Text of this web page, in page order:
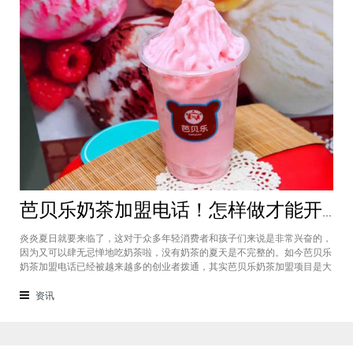
芭贝乐奶茶加盟电话！怎样做才能开设这家饮品加盟店
炎炎夏日就要来临了，这对于众多年轻消费者和孩子们来说是非常兴奋的，
因为又可以肆无忌惮地吃奶茶啦，没有奶茶的夏天是不完整的。如今芭贝乐
奶茶加盟电话已经被越来越多的创业者拨通，其实芭贝乐奶茶加盟项目是大
一份甜蜜的记忆。这个品牌良好的口碑和庞大的市场需求吸引了众多想要入
资讯